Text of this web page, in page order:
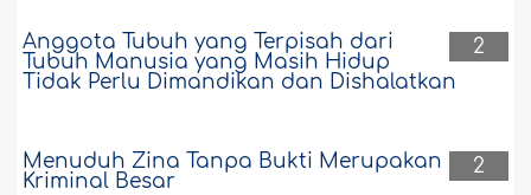
2
Anggota Tubuh yang Terpisah dari
Tubuh Manusia yang Masih Hidup
Tidak Perlu Dimandikan dan Dishalatkan
2
Menuduh Zina Tanpa Bukti Merupakan
Kriminal Besar